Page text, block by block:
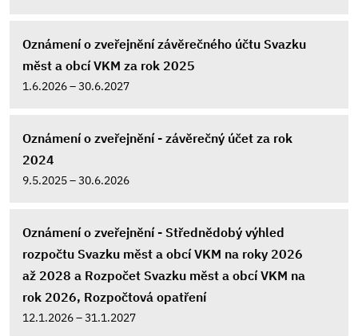
Oznámení o zveřejnění závěrečného účtu Svazku
měst a obcí VKM za rok 2025
1.6.2026 – 30.6.2027
Oznámení o zveřejnění - závěrečný účet za rok
2024
9.5.2025 – 30.6.2026
Oznámení o zveřejnění - Střednědobý výhled
rozpočtu Svazku měst a obcí VKM na roky 2026
až 2028 a Rozpočet Svazku měst a obcí VKM na
rok 2026, Rozpočtová opatření
12.1.2026 – 31.1.2027